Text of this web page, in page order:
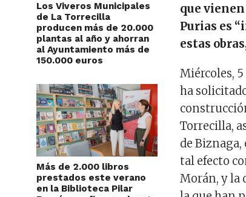
Los Viveros Municipales
de La Torrecilla
producen más de 20.000
plantas al año y ahorran
al Ayuntamiento más de
150.000 euros
Más de 2.000 libros
prestados este verano
en la Biblioteca Pilar
que
Purias es
estas
Miércoles,
ha
Torrecilla,
de
tal efecto
Morán, y la